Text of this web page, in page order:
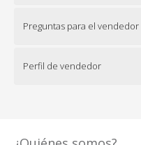
Preguntas para el vendedor
Perfil de vendedor